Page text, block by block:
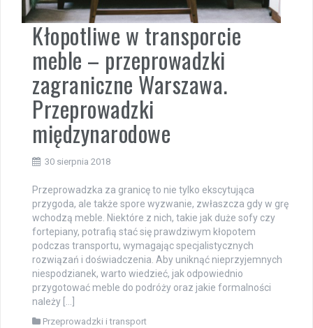
Kłopotliwe w transporcie
meble – przeprowadzki
zagraniczne Warszawa.
Przeprowadzki
międzynarodowe
30 sierpnia 2018
Przeprowadzka za granicę to nie tylko ekscytująca
przygoda, ale także spore wyzwanie, zwłaszcza gdy w grę
wchodzą meble. Niektóre z nich, takie jak duże sofy czy
fortepiany, potrafią stać się prawdziwym kłopotem
podczas transportu, wymagając specjalistycznych
rozwiązań i doświadczenia. Aby uniknąć nieprzyjemnych
niespodzianek, warto wiedzieć, jak odpowiednio
przygotować meble do podróży oraz jakie formalności
należy […]
Przeprowadzki i transport